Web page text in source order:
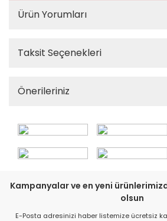
Ürün Yorumları
Taksit Seçenekleri
Önerileriniz
Kampanyalar ve en yeni
olsun
E-Posta adresinizi haber listemize ücretsiz